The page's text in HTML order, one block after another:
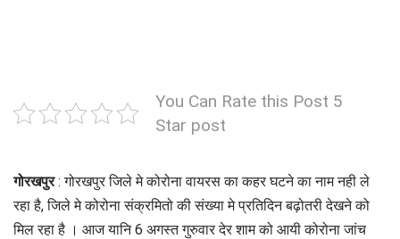
You Can Rate this Post 5
Star post
गोरखपुर: गोरखपुर जिले मे कोरोना वायरस का कहर घटने का नाम नही ले
रहा है, जिले मे कोरोना संक्रमितो की संख्या मे प्रतिदिन बढ़ोतरी देखने को
मिल रहा है । आज यानि 6 अगस्त गुरुवार देर शाम को आयी कोरोना जांच